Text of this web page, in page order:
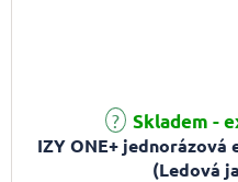
IZY ONE+
(Ledová
Průměrné hodnoceníSkladem -